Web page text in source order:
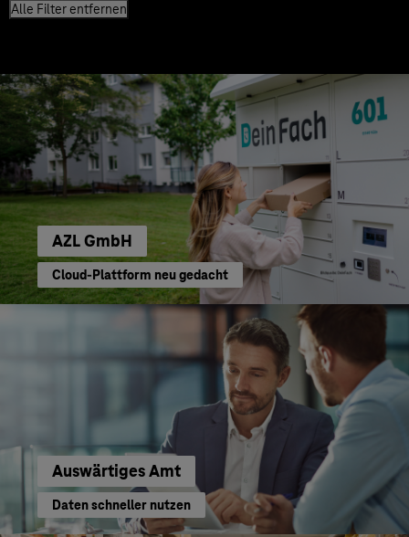
Alle Filter entfernen
AZL GmbH
Cloud-Plattform neu gedacht
Auswärtiges Amt
Daten schneller nutzen